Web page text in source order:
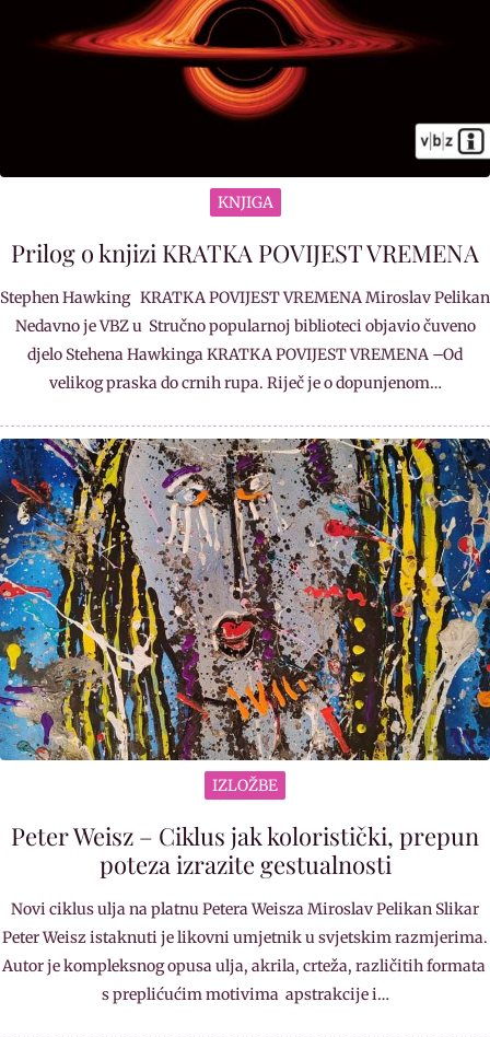
KNJIGA
Prilog o knjizi KRATKA POVIJEST VREMENA
Stephen Hawking KRATKA POVIJEST VREMENA Miroslav Pelikan
Nedavno je VBZ u Stručno popularnoj biblioteci objavio čuveno
djelo Stehena Hawkinga KRATKA POVIJEST VREMENA –Od
velikog praska do crnih rupa. Riječ je o dopunjenom…
IZLOŽBE
Peter Weisz – Ciklus jak koloristički, prepun
poteza izrazite gestualnosti
Novi ciklus ulja na platnu Petera Weisza Miroslav Pelikan Slikar
Peter Weisz istaknuti je likovni umjetnik u svjetskim razmjerima.
Autor je kompleksnog opusa ulja, akrila, crteža, različitih formata
s preplićućim motivima apstrakcije i…